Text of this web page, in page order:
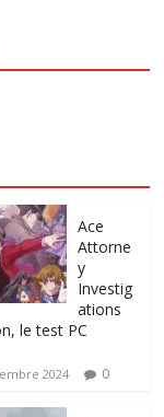
Ace
Attorne
y
Investig
ations
le test PC
2024 0